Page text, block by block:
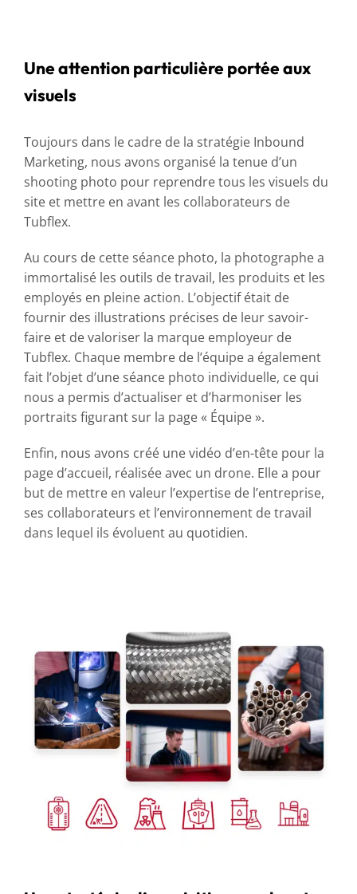
Une attention particulière portée aux
visuels
Toujours dans le cadre de la stratégie Inbound
Marketing, nous avons organisé la tenue d’un
shooting photo pour reprendre tous les visuels du
site et mettre en avant les collaborateurs de
Tubflex.
Au cours de cette séance photo, la photographe a
immortalisé les outils de travail, les produits et les
employés en pleine action. L’objectif était de
fournir des illustrations précises de leur savoir-
faire et de valoriser la marque employeur de
Tubflex. Chaque membre de l’équipe a également
fait l’objet d’une séance photo individuelle, ce qui
nous a permis d’actualiser et d’harmoniser les
portraits figurant sur la page « Équipe ».
Enfin, nous avons créé une vidéo d’en-tête pour la
page d’accueil, réalisée avec un drone. Elle a pour
but de mettre en valeur l’expertise de l’entreprise,
ses collaborateurs et l’environnement de travail
dans lequel ils évoluent au quotidien.